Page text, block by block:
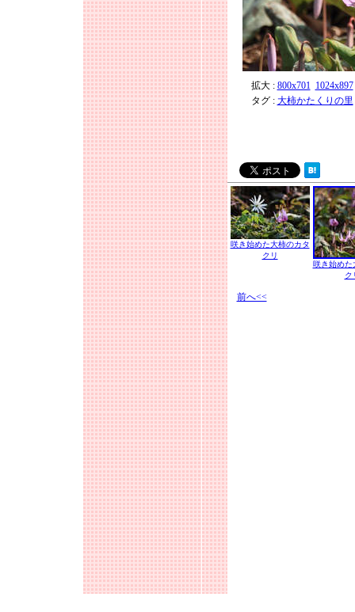
拡大 : 800x701 1024x897
タグ : 大柿かたくりの里
咲き始めた大柿のカタ
クリ
咲き始めた
ク
前へ<<